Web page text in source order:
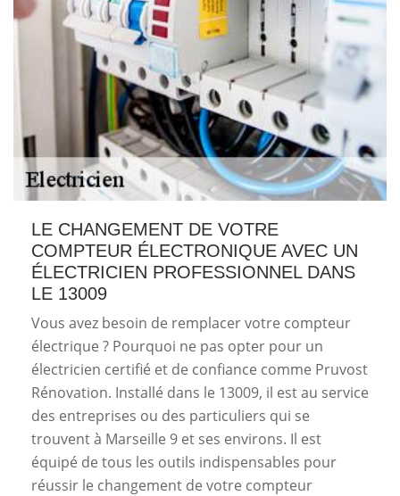
LE CHANGEMENT DE VOTRE
COMPTEUR ÉLECTRONIQUE AVEC UN
ÉLECTRICIEN PROFESSIONNEL DANS
LE 13009
Vous avez besoin de remplacer votre compteur
électrique ? Pourquoi ne pas opter pour un
électricien certifié et de confiance comme Pruvost
Rénovation. Installé dans le 13009, il est au service
des entreprises ou des particuliers qui se
trouvent à Marseille 9 et ses environs. Il est
équipé de tous les outils indispensables pour
réussir le changement de votre compteur